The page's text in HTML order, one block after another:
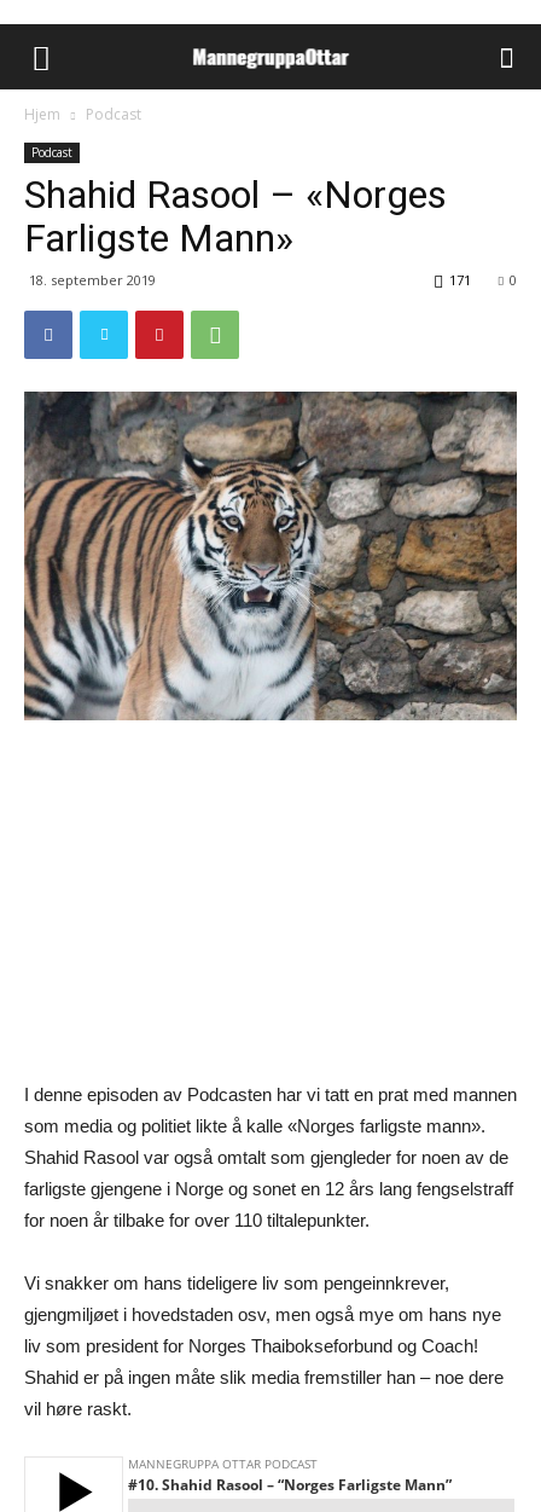
Hjem Podcast
Podcast
Shahid Rasool – «Norges
Farligste Mann»
18. september 2019 0
171
I denne episoden av Podcasten har vi tatt en prat med mannen
som media og politiet likte å kalle «Norges farligste mann».
Shahid Rasool var også omtalt som gjengleder for noen av de
farligste gjengene i Norge og sonet en 12 års lang fengselstraff
for noen år tilbake for over 110 tiltalepunkter.
Vi snakker om hans tideligere liv som pengeinnkrever,
gjengmiljøet i hovedstaden osv, men også mye om hans nye
liv som president for Norges Thaibokseforbund og Coach!
Shahid er på ingen måte slik media fremstiller han – noe dere
vil høre raskt.